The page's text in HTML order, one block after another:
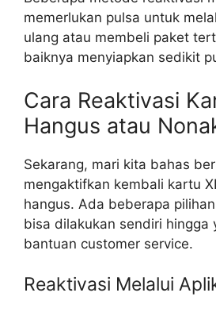
memerlukan pulsa untuk
ulang atau membeli paket
baiknya menyiapkan sedikit
Cara Reaktivasi
Hangus atau
Sekarang, mari kita bahas
mengaktifkan kembali kartu
hangus. Ada beberapa
bisa dilakukan sendiri hingga
bantuan customer service.
Reaktivasi Melalui